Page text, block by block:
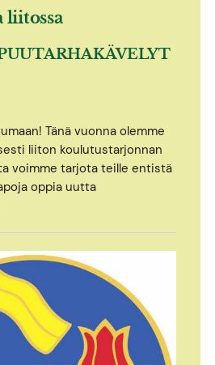
liitossa
Tänä vuonna olemme
liiton koulutustarjonnan
voimme tarjota teille entistä
oppia uutta